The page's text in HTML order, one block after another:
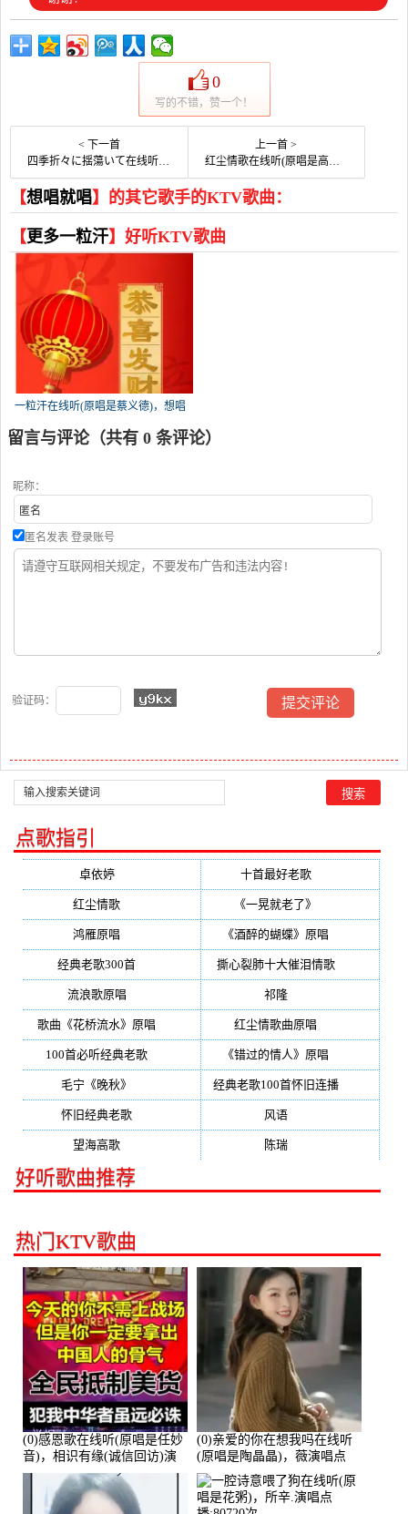
0
写的不错，赞一个！
< 下一首
四季折々に揺蕩いて在线听(原唱是After the Rain)，-理-演唱点播:36次
上一首 >
红尘情歌在线听(原唱是高安/黑鸭子组合)，小米演唱点播:96次
【想唱就唱】的其它歌手的KTV歌曲：
【更多一粒汗】好听KTV歌曲
一粒汗在线听(原唱是蔡义德)，想唱
就唱演唱点播:2552次
留言与评论（共有 0 条评论）
昵称：
匿名发表 登录账号
验证码：
点歌指引
卓依婷(350) 十首最好老歌(300)
红尘情歌 《一晃就老了》
鸿雁原唱 《酒醉的蝴蝶》原唱
经典老歌300首 撕心裂肺十大催泪情歌(195)
流浪歌原唱 祁隆(188)
歌曲《花桥流水》原唱 红尘情歌曲原唱
100首必听经典老歌 《错过的情人》原唱
毛宁《晚秋》 经典老歌100首怀旧连播(134)
怀旧经典老歌 风语(132)
望海高歌 陈瑞(128)
好听歌曲推荐
热门KTV歌曲
(0)感恩歌在线听(原唱是任妙
音)，相识有缘(诚信回访)演
唱点播:161288次
(0)亲爱的你在想我吗在线听
(原唱是陶晶晶)，薇演唱点
播:159722次